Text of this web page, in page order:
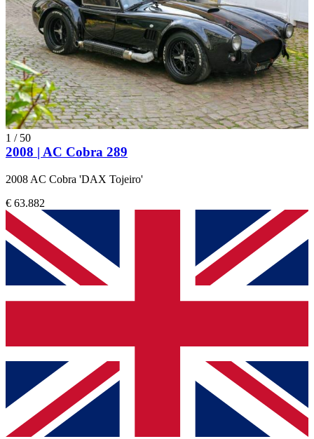
1 / 50
2008 | AC Cobra 289
2008 AC Cobra 'DAX Tojeiro'
€ 63.882